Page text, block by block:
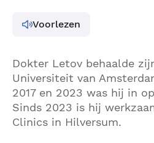
Voorlezen
Dokter Letov behaalde
Universiteit van
2017 en 2023 was hij in
Sinds 2023 is hij
Clinics in Hilversum.